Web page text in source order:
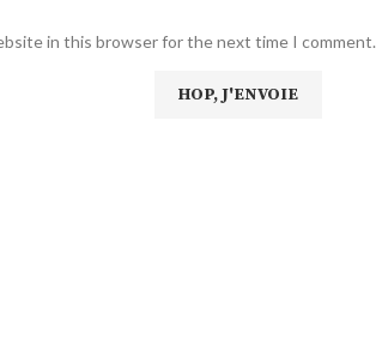
in this browser for the next time I comment.